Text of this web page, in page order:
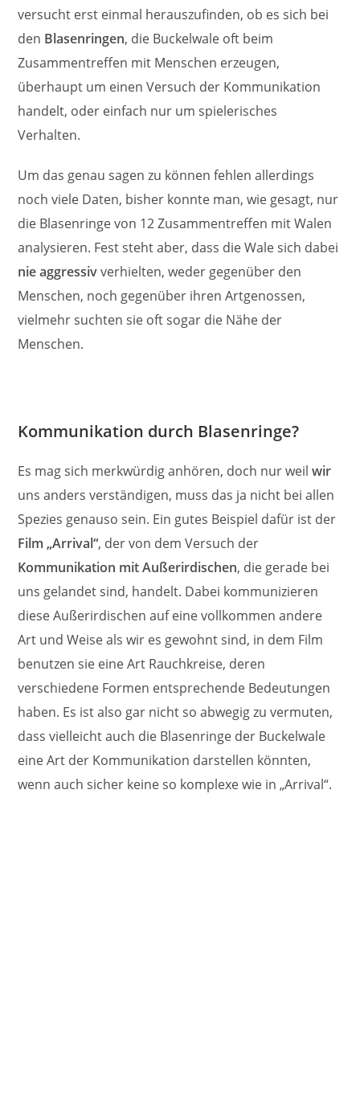
versucht erst einmal herauszufinden, ob es sich bei
den Blasenringen, die Buckelwale oft beim
Zusammentreffen mit Menschen erzeugen,
überhaupt um einen Versuch der Kommunikation
handelt, oder einfach nur um spielerisches
Verhalten.
Um das genau sagen zu können fehlen allerdings
noch viele Daten, bisher konnte man, wie gesagt, nur
die Blasenringe von 12 Zusammentreffen mit Walen
analysieren. Fest steht aber, dass die Wale sich dabei
nie aggressivverhielten, weder gegenüber den
Menschen, noch gegenüber ihren Artgenossen,
vielmehr suchten sie oft sogar die Nähe der
Menschen.
Kommunikation durch Blasenringe?
Es mag sich merkwürdig anhören, doch nur weilwir
uns anders verständigen, muss das ja nicht bei allen
Spezies genauso sein. Ein gutes Beispiel dafür ist der
Film „Arrival“, der von dem Versuch der
Kommunikation mit Außerirdischen, die gerade bei
uns gelandet sind, handelt. Dabei kommunizieren
diese Außerirdischen auf eine vollkommen andere
Art und Weise als wir es gewohnt sind, in dem Film
benutzen sie eine Art Rauchkreise, deren
verschiedene Formen entsprechende Bedeutungen
haben. Es ist also gar nicht so abwegig zu vermuten,
dass vielleicht auch die Blasenringe der Buckelwale
eine Art der Kommunikation darstellen könnten,
wenn auch sicher keine so komplexe wie in „Arrival“.